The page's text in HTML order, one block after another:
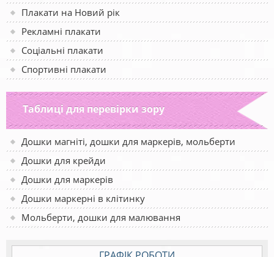
Плакати на Новий рік
Рекламні плакати
Соціальні плакати
Спортивні плакати
Таблиці для перевірки зору
Дошки магніті, дошки для маркерів, мольберти
Дошки для крейди
Дошки для маркерів
Дошки маркерні в клітинку
Мольберти, дошки для малювання